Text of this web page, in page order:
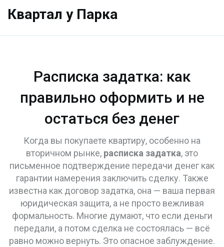
Квартал у Парка
Расписка задатка: как
правильно оформить и не
остаться без денег
Когда вы покупаете квартиру, особенно на
вторичном рынке, расписка задатка, это
письменное подтверждение передачи денег как
гарантии намерения заключить сделку. Также
известна как договор задатка, она — ваша первая
юридическая защита, а не просто вежливая
формальность. Многие думают, что если деньги
передали, а потом сделка не состоялась — всё
равно можно вернуть. Это опасное заблуждение.